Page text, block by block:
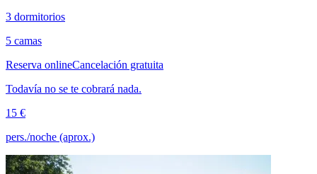
3 dormitorios
5 camas
Reserva onlineCancelación gratuita
Todavía no se te cobrará nada.
15 €
pers./noche (aprox.)